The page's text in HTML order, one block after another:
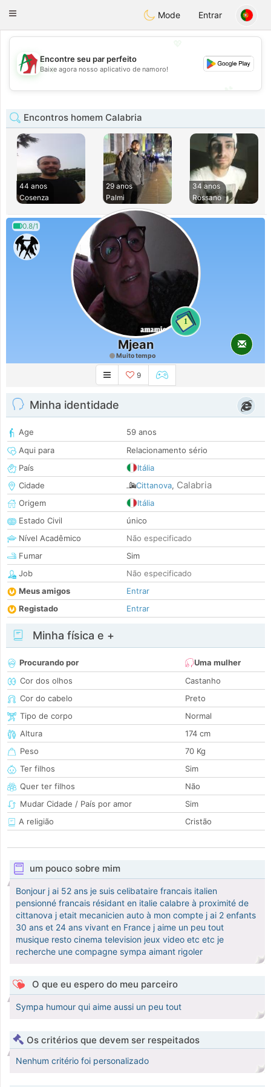
AmamiOra
Toggle
Mode Entrar
💖
💕
Encontre seu par perfeito
Baixe agora nosso aplicativo de namoro!
Encontros homem Calabria
44 anos
Cosenza
29 anos
Palmi
34 anos
Rossano
0.8/1
1
Mjean
Muito tempo
9
Minha identidade
Age
59 anos
Aqui para
Relacionamento sério
País
Itália
Cidade
Cittanova, Calabria
Origem
Itália
Estado Civil
único
Nível Acadêmico
Não especificado
Fumar
Sim
Job
Não especificado
Meus amigos
Entrar
Registado
Entrar
Minha física e +
Procurando por
Uma mulher
Cor dos olhos
Castanho
Cor do cabelo
Preto
Tipo de corpo
Normal
Altura
174 cm
Peso
70 Kg
Ter filhos
Sim
Quer ter filhos
Não
Mudar Cidade / País por amor
Sim
A religião
Cristão
um pouco sobre mim
Bonjour j ai 52 ans je suis celibataire francais italien
pensionné francais résidant en italie calabre à proximité de
cittanova j etait mecanicien auto à mon compte j ai 2 enfants
30 ans et 24 ans vivant en France j aime un peu tout
musique resto cinema television jeux video etc etc je
recherche une compagne sympa aimant rigoler
O que eu espero do meu parceiro
Sympa humour qui aime aussi un peu tout
Os critérios que devem ser respeitados
Nenhum critério foi personalizado